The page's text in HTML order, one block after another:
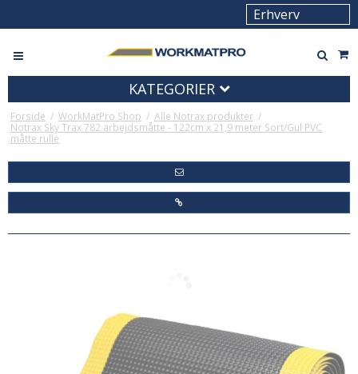
KATEGORIER
Forside / WorkMatPro Shop / Alle Notrax produkter /
Notrax Sky Trax 782 arbejdsmåtte - 122cm x 21,9 meter Sort/Gul PVC
måtte rulle